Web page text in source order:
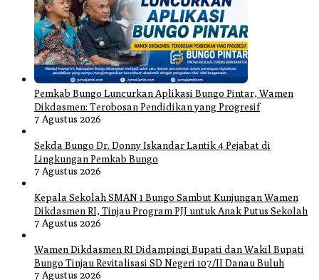
Pemkab Bungo Luncurkan Aplikasi Bungo Pintar, Wamen
Dikdasmen: Terobosan Pendidikan yang Progresif
7 Agustus 2026
Sekda Bungo Dr. Donny Iskandar Lantik 4 Pejabat di
Lingkungan Pemkab Bungo
7 Agustus 2026
Kepala Sekolah SMAN 1 Bungo Sambut Kunjungan Wamen
Dikdasmen RI, Tinjau Program PJJ untuk Anak Putus Sekolah
7 Agustus 2026
Wamen Dikdasmen RI Didampingi Bupati dan Wakil Bupati
Bungo Tinjau Revitalisasi SD Negeri 107/II Danau Buluh
7 Agustus 2026